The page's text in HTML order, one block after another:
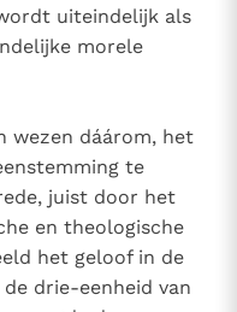
uiteindelijk als
morele
wezen dáárom, het
te
juist door het
en theologische
het geloof in de
drie-eenheid van